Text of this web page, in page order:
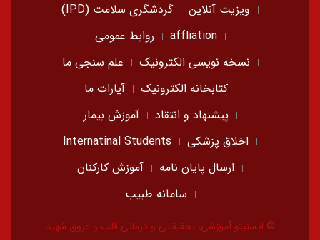
ویزیت آنلاین
گردشگری سلامت (IPD)
affliation
روابط عمومی
نسخه نویسی الکترونیک
علم سنجی ما
کتابخانه الکترونیک
آپارات ما
پیشنهاد و انتقاد
آموزش بیمار
اخلاق پزشکی
Internatinal Students
ارسال پایان نامه
آموزش کارکنان
سامانه طبیب
© انستیتو آموزشی، تحقیقاتی و درمانی قلب و عروق شهید